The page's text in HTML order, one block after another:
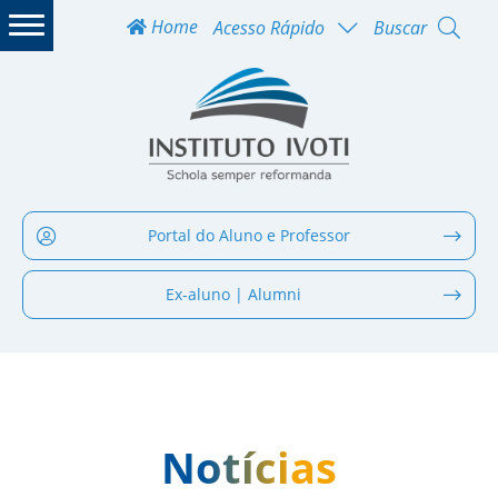
Home Acesso Rápido Buscar
Portal do Aluno e Professor
Ex-aluno | Alumni
Notícias